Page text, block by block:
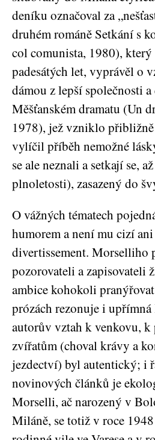
deníku označoval za
druhém románě Setkání s
col comunista, 1980), který
padesátých let, vyprávěl o
dámou z lepší společnosti
Měšťanském dramatu (Un
1978), jež vzniklo
vylíčil příběh nemožné
se ale neznali a setkají se,
plnoletosti), zasazený do
O vážných tématech
humorem a není mu cizí
divertissement. Morselliho
pozorovateli a zapisovateli
ambice kohokoli
prózách rezonuje i
autorův vztah k venkovu, k
zvířatům (choval krávy a
jezdectví) byl autentický; i
novinových článků je
Morselli, ač narozený v
Miláně, se totiž v roce